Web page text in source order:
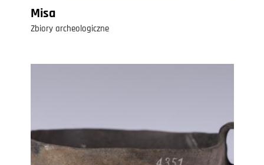
Misa
Zbiory archeologiczne